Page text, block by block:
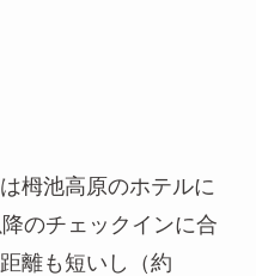
栂池高原のホテルに
のチェックインに合
離も短いし（約